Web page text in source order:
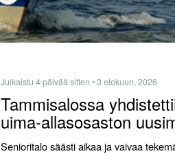
Julkaistu 4 päivää sitten • 3 elokuun, 2026
Tammisalossa
uima-allasosaston
Senioritalo säästi aikaa ja vaivaa